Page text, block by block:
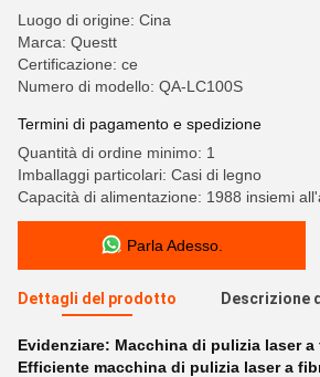
Luogo di origine: Cina
Marca: Questt
Certificazione: ce
Numero di modello: QA-LC100S
Termini di pagamento e spedizione
Quantità di ordine minimo: 1
Imballaggi particolari: Casi di legno
Capacità di alimentazione: 1988 insiemi
Parla Adesso.
Dettagli del prodotto Descrizione
Evidenziare: Macchina di pulizia laser a
Efficiente macchina di pulizia laser a